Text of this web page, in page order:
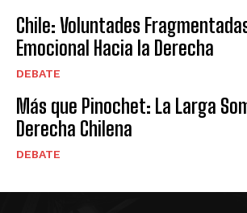
Chile: Voluntades
Emocional Hacia la Derecha
DEBATE
Más que Pinochet: La Larga
Derecha Chilena
DEBATE